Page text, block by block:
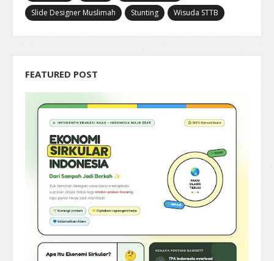
Slide Designer Muslimah
Stunting Wisuda STTB
FEATURED POST